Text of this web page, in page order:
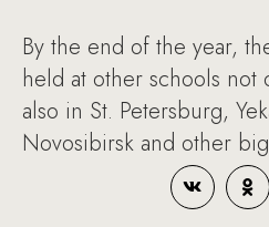
By the end of the year,
held at other schools
also in St. Petersburg,
Novosibirsk and other